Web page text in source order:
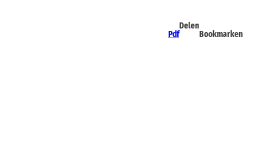
Pdf
Delen
Bookmarken